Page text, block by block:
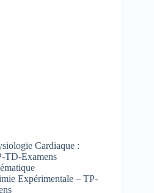
Cardiaque :
TD-Examens
Expérimentale – TP-